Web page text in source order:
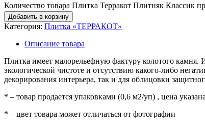
Количество товара Плитка Терракот Плитняк Классик
Добавить в корзину
Категория: Плитка «ТЕРРАКОТ»
Описание товара
Плитка имеет малорельефную фактуру колотого
экологической чистоте и отсутствию какого-либо
декорирования интерьера, так и для облицовки
* – товар продается упаковками (0,6 м2/уп) , цена
* – цвет товара может отличаться от фотографии